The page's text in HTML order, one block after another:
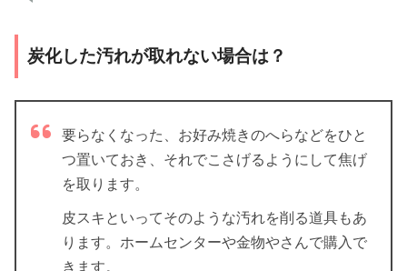
炭化した汚れが取れない場合は？
要らなくなった、お好み焼きのへらなどをひと
つ置いておき、それでこさげるようにして焦げ
を取ります。
皮スキといってそのような汚れを削る道具もあ
ります。ホームセンターや金物やさんで購入で
きます。